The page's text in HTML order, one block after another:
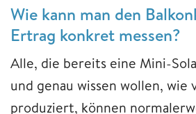
Wie kann man den
Ertrag konkret messen?
Alle, die bereits eine Mini-
und genau wissen wollen, wie
produziert, können